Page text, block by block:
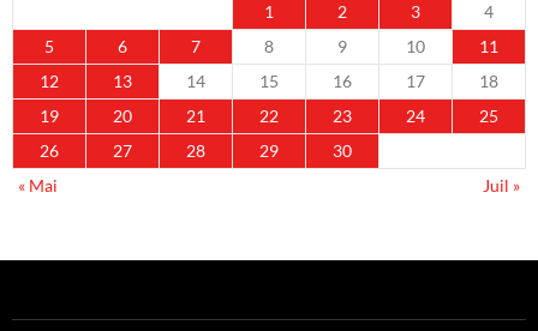
1
2 3
4
5
6 7 8 9 10
11
12
13 14 15 16 17
18
19
20 21 22 23 24
25
26
27 28 29
30
« Mai
Juil »